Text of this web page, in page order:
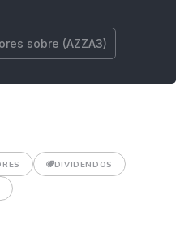
sobre (AZZA3)
DIVIDENDOS